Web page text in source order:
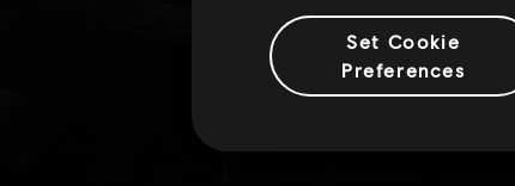
Set Cookie
Preferences